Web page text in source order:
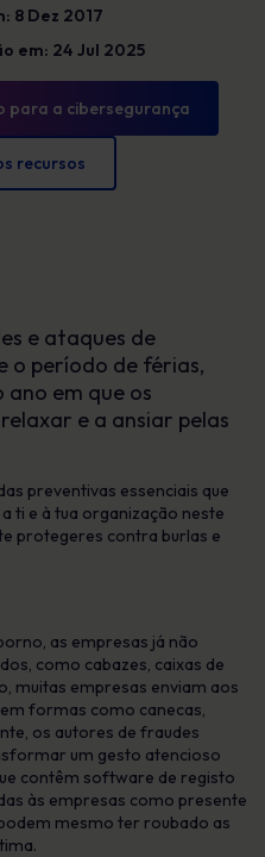
8 Dez 2017
em: 24 Jul 2025
para a cibersegurança
recursos
e ataques de
o período de férias,
em que os
e a ansiar pelas
preventivas essenciais que
ti e à tua organização neste
protegeres contra burlas e
as empresas já não
como cabazes, caixas de
muitas empresas enviam aos
formas como canecas,
os autores de fraudes
um gesto atencioso
contêm software de registo
às empresas como presente
mesmo ter roubado as